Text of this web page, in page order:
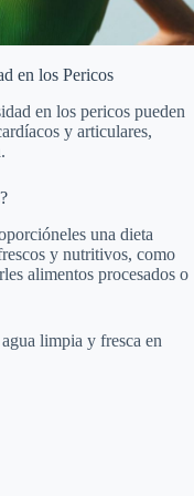
en los Pericos
en los pericos pueden
y articulares,
una dieta
y nutritivos, como
alimentos procesados o
limpia y fresca en